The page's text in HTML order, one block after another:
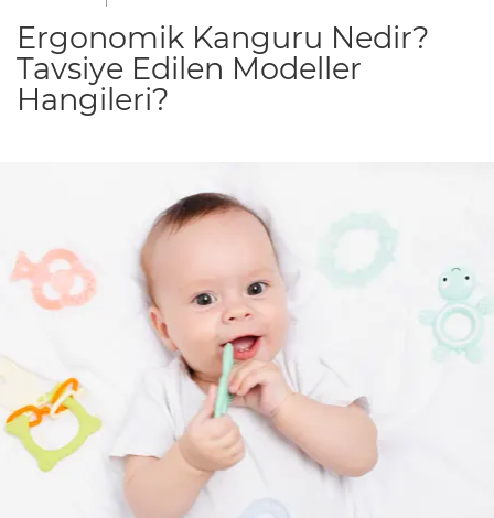
Ergonomik Kanguru Nedir?
Tavsiye Edilen Modeller
Hangileri?